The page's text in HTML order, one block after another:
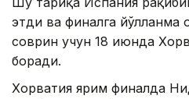
этди ва финалга
соврин учун 18 июнда
боради.
Хорватия ярим финалда